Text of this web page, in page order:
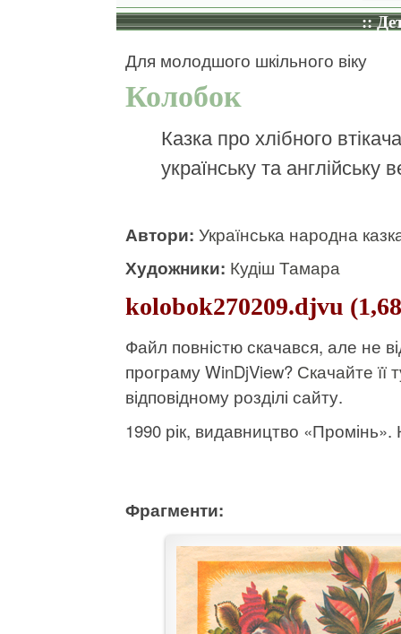
::
Для молодшого шкільного віку
Колобок
Казка про хлібного
українську та англійську
Автори: Українська народна
Художники: Кудіш Тамара
kolobok270209.djvu
Файл повністю скачався, але не
програму WinDjView? Скачайте її
відповідному розділі сайту.
1990 рік, видавництво «Промінь».
Фрагменти: